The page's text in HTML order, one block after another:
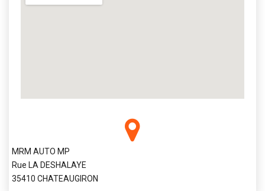
MRM AUTO MP
Rue LA DESHALAYE
35410 CHATEAUGIRON